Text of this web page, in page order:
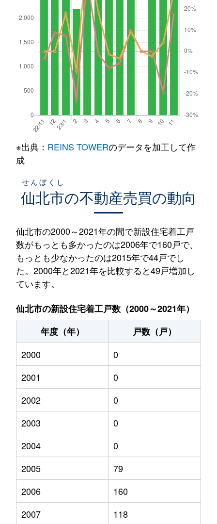
※出典： REINS TOWERのデータを加工して作
成
仙北市
せんぼくし
の不動産売買の動向
仙北市の2000～2021年の間で新設住宅着工戸
数がもっとも多かったのは2006年で160戸で、
もっとも少なかったのは2015年で44戸でし
た。2000年と2021年を比較すると49戸増加し
ています。
仙北市の新設住宅着工戸数（2000～2021年）
年度（年）
戸数（戸）
2000
0
2001
0
2002
0
2003
0
2004
0
2005
79
2006
160
2007
118